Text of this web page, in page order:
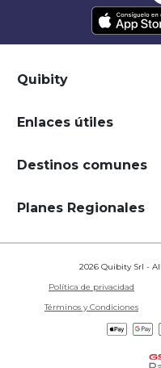
Quibity
Enlaces útiles
Destinos comunes
Planes Regionales
2026 Quibity Srl -
Política de privacidad
Términos y Condiciones